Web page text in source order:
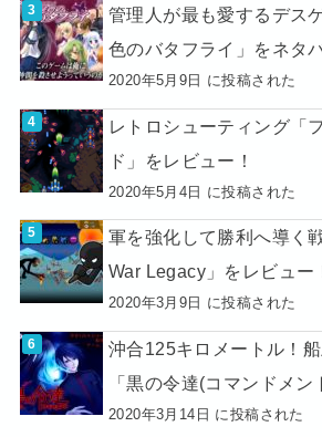
管理人が最も愛するデス
色のバタフライ」をネタ
2020年5月9日 に投稿された
レトロシューティング「
ド」をレビュー！
2020年5月4日 に投稿された
軍を強化して勝利へ導く
War Legacy」をレビュー
2020年3月9日 に投稿された
沖合125キロメートル！
「黒の令達(コマンドメン
2020年3月14日 に投稿された